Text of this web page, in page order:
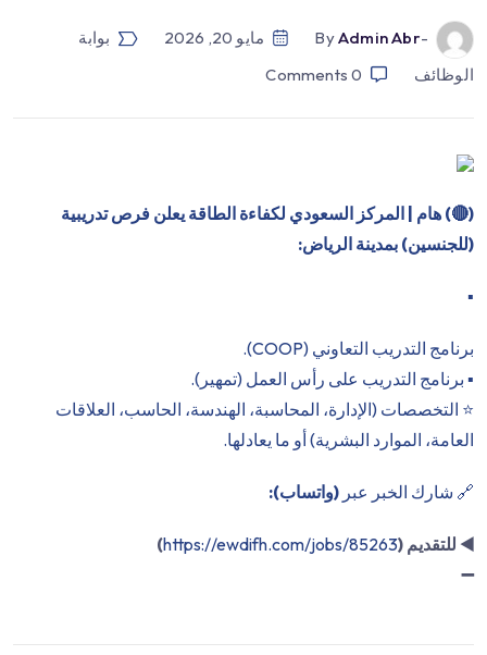
-by
Admin Abr مايو 20, 2026
بوابة
الوظائف
0
Comments
(
🔴) هام | المركز السعودي لكفاءة الطاقة يعلن فرص تدريبية
(للجنسين) بمدينة الرياض:
▪️
برنامج التدريب التعاوني (COOP).
▪️ برنامج التدريب على رأس العمل (تمهير).
⭐️ التخصصات (الإدارة، المحاسبة، الهندسة، الحاسب، العلاقات
العامة، الموارد البشرية) أو ما يعادلها.
🔗 شارك الخبر عبر (واتساب):
◀️ للتقديم (https://ewdifh.com/jobs/85263
)
➖